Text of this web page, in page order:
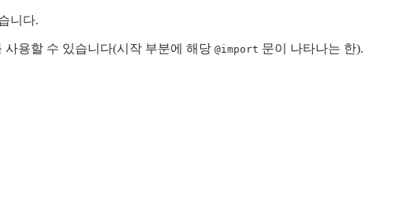
니다.
사용할 수 있습니다(시작 부분에 해당 @import 문이 나타나는 한).